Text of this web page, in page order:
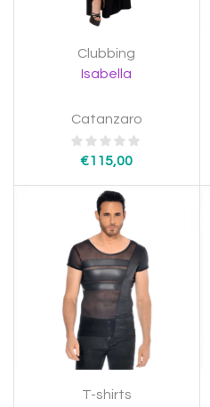
Clubbing
Isabella
Catanzaro
€115,00
T-shirts